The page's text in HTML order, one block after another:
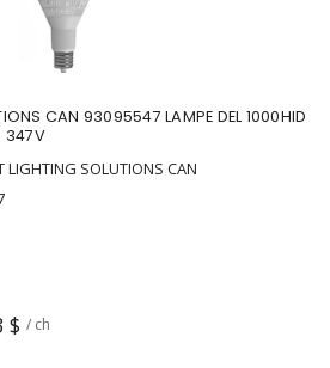
CAN 93095547 LAMPE DEL 1000HID
347V
LIGHTING SOLUTIONS CAN
$ / ch